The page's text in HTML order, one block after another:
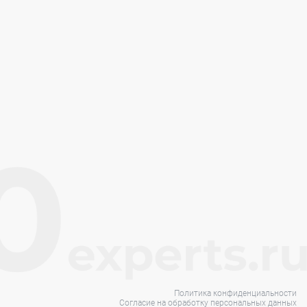
Политика конфиденциальности
Согласие на обработку персональных данных